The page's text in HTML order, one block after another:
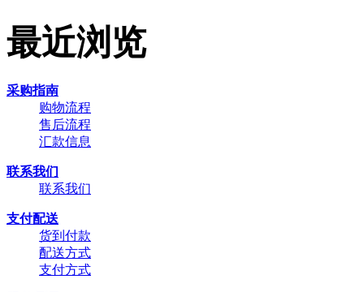
最近浏览
采购指南
购物流程
售后流程
汇款信息
联系我们
联系我们
支付配送
货到付款
配送方式
支付方式